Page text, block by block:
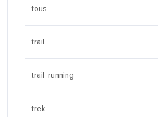
tous
trail
trail running
trek